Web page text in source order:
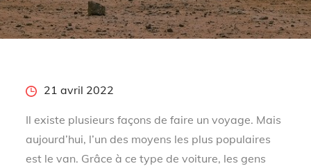
Posted21 avril 2022
Il existe plusieurs façons de faire un voyage. Mais
aujourd’hui, l’un des moyens les plus populaires
est le van. Grâce à ce type de voiture, les gens